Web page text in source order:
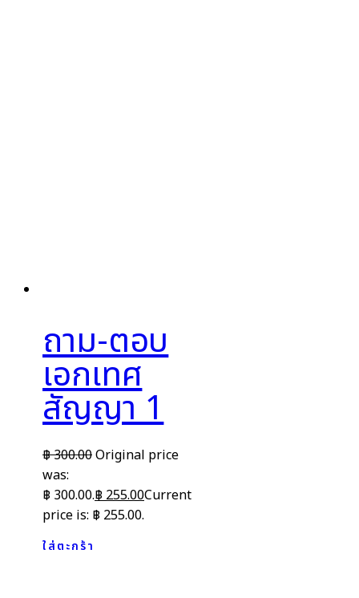
ถาม-ตอบ
เอกเทศ
สัญญา 1
฿300.00Original price
was:
฿ 300.00.฿ 255.00Current
price is: ฿ 255.00.
ใส่ตะกร้า